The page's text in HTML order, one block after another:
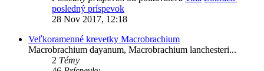
posledný príspevok
28 Nov 2017, 12:18
Veľkoramenné krevetky Macrobrachium
Macrobrachium dayanum, Macrobrachium lanchesteri...
2 Témy